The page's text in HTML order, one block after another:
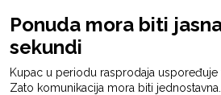
Ponuda mora biti
sekundi
Kupac u periodu rasprodaja
Zato komunikacija mora biti